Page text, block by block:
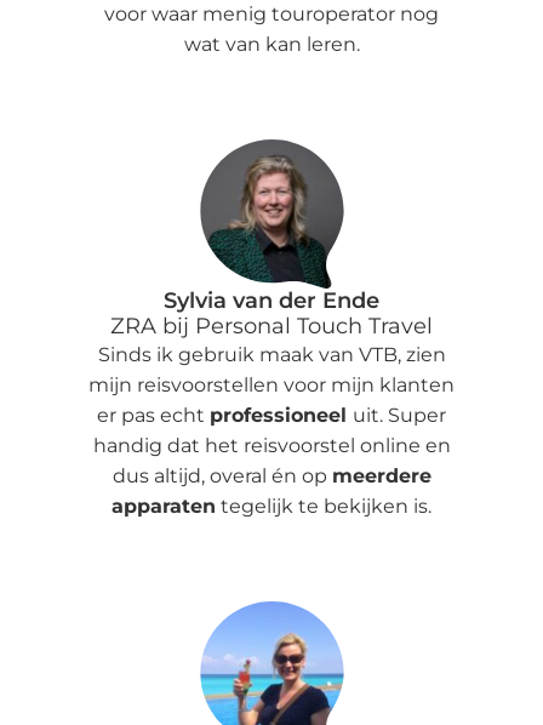
voor waar menig touroperator nog
wat van kan leren.
Sylvia van der Ende
ZRA bij Personal Touch Travel
Sinds ik gebruik maak van VTB, zien
mijn reisvoorstellen voor mijn klanten
er pas echt professioneel uit. Super
handig dat het reisvoorstel online en
dus altijd, overal én op meerdere
apparaten tegelijk te bekijken is.